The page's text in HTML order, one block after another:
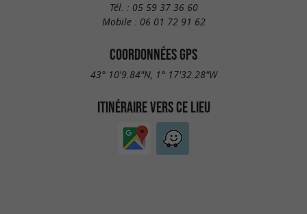
Tél. : 05 59 37 36 60
Mobile : 06 01 72 91 62
COORDONNÉES GPS
43° 10'9.84"N, 1° 17'32.28"W
ITINÉRAIRE VERS CE LIEU